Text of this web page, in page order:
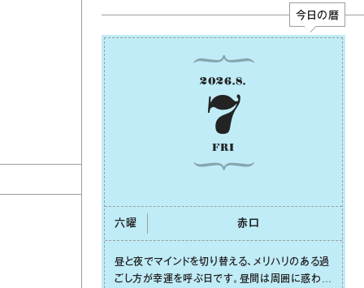
今日の暦
2026.8.
7
FRI
六曜 ⾚⼝
昼と夜でマインドを切り替える、メリハリのある過
ごし⽅が幸運を呼ぶ⽇です。昼間は周囲に惑わさ